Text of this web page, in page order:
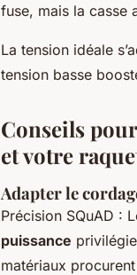
fuse, mais la casse
La tension idéale
tension basse
Conseils
et votre
Adapter le
Précision SQuAD :
puissance
matériaux